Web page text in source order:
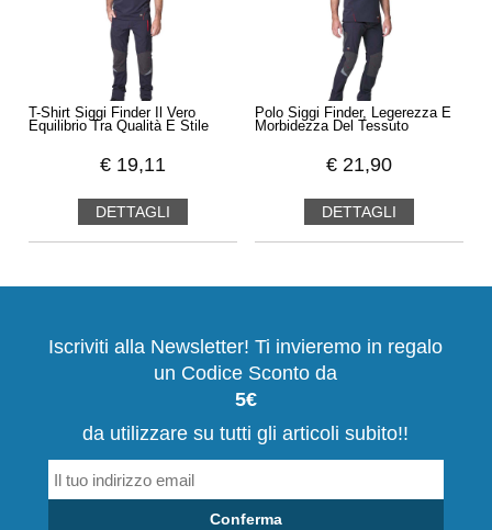
T-Shirt Siggi Finder Il Vero
Equilibrio Tra Qualità E Stile
€ 19,11
DETTAGLI
Polo Siggi Finder, Legerezza E
Morbidezza Del Tessuto
€ 21,90
DETTAGLI
Iscriviti alla Newsletter! Ti invieremo in regalo
un Codice Sconto da
5€
da utilizzare su tutti gli articoli subito!!
Conferma